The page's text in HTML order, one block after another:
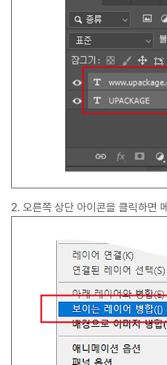
2. 오른쪽 상단 아이콘을 클릭하면